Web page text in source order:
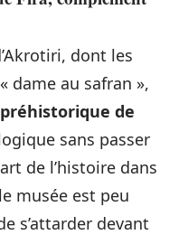
dont les
dame au safran »,
de
sans passer
de l’histoire dans
musée est peu
s’attarder devant